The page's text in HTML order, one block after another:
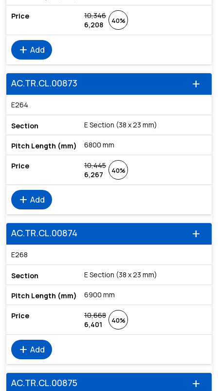
10,346
6,208
40%
add Add
add
AC.TR.CL.00873
E264
E Section (38 x 23 mm)
6800 mm
10,445
6,267
40%
add Add
add
AC.TR.CL.00874
E268
E Section (38 x 23 mm)
6900 mm
10,668
6,401
40%
add Add
add
AC.TR.CL.00875